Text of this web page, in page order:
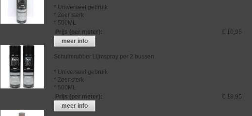
* Universeel gebruik
* Zeer sterk
* 500ML
Prijs (per meter):
€ 10,95
meer info
Schuimrubber Lijmspray per 2 bussen
* Universeel gebruik
* Zeer sterk
* 500ML
Prijs (per meter):
€ 18,95
meer info